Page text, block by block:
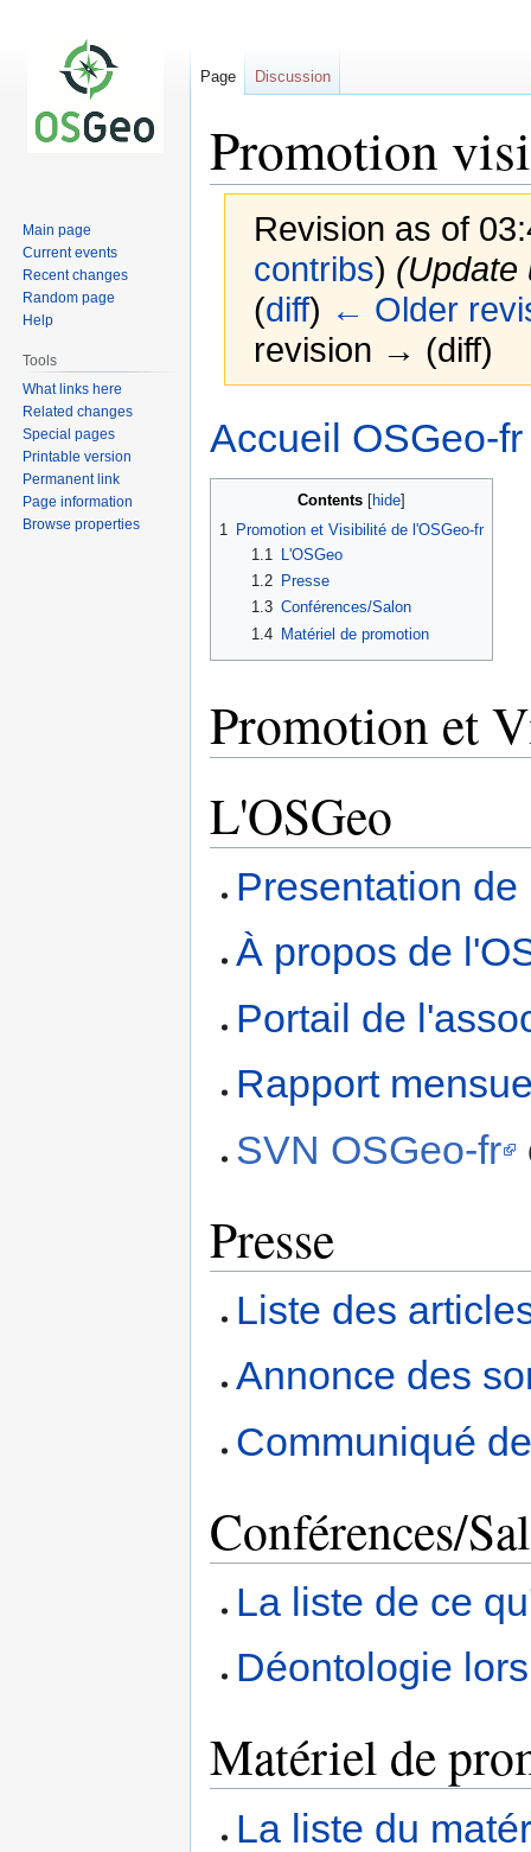
Promotion
Revision as of
contribs) (Update
(diff) ← Older
revision → (diff)
to
to
Accueil OSGeo-fr
Contents
1
Promotion et Visibilité de l'OSGeo-fr
1.1
L'OSGeo
1.2
Presse
1.3 Conférences/Salon
1.4 Matériel de promotion
Promotion et
L'OSGeo
Presentation de
À propos de
Portail de
Rapport
SVN OSGeo-fr
Presse
Liste des
Annonce des
Communiqué
Conférences/
La liste de ce
Déontologie
Matériel de
La liste du
Page Discussion
Main page
Current events
Recent changes
Random page
Help
Tools
What links here
Related changes
Special pages
Printable version
Permanent link
Page information
Browse properties